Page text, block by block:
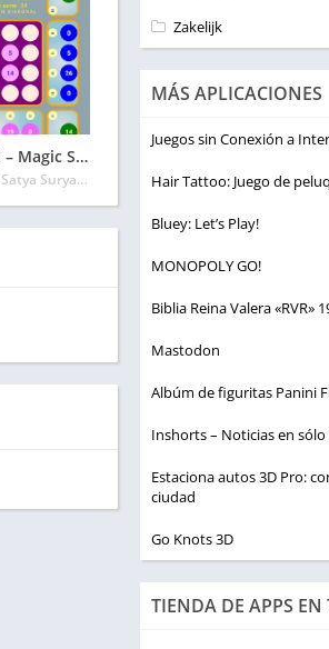
RoCoDi – Magic Squares
Vempati Satya Suryanarayana
Zakelijk
MÁS APLICACIONES
Juegos sin Conexión a
Hair Tattoo: Juego de
Bluey: Let’s Play!
MONOPOLY GO!
Biblia Reina Valera «RVR»
Mastodon
Albúm de figuritas Panini
Inshorts – Noticias en sólo
Estaciona autos 3D Pro:
ciudad
Go Knots 3D
TIENDA DE APPS EN